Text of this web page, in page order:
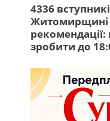
4336
Житомирщині
зробити до